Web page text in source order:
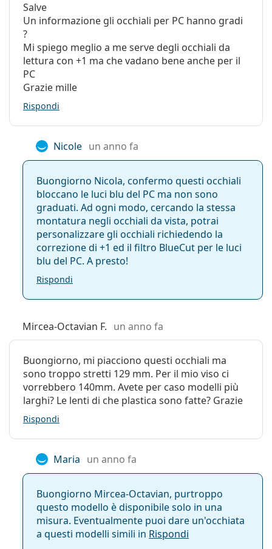
Salve
Un informazione gli occhiali per PC hanno gradi
?
Mi spiego meglio a me serve degli occhiali da
lettura con +1 ma che vadano bene anche per il
PC
Grazie mille
Rispondi
Nicole un anno fa
Buongiorno Nicola, confermo questi occhiali
bloccano le luci blu del PC ma non sono
graduati. Ad ogni modo, cercando la stessa
montatura negli occhiali da vista, potrai
personalizzare gli occhiali richiedendo la
correzione di +1 ed il filtro BlueCut per le luci
blu del PC. A presto!
Rispondi
Mircea-Octavian F. un anno fa
Buongiorno, mi piacciono questi occhiali ma
sono troppo stretti 129 mm. Per il mio viso ci
vorrebbero 140mm. Avete per caso modelli più
larghi? Le lenti di che plastica sono fatte? Grazie
Rispondi
Maria un anno fa
Buongiorno Mircea-Octavian, purtroppo
questo modello è disponibile solo in una
misura. Eventualmente puoi dare un'occhiata
a questi modelli simili in Rispondi